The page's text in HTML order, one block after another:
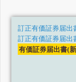
訂正有価証券届出
訂正有価証券届出
有価証券届出書(